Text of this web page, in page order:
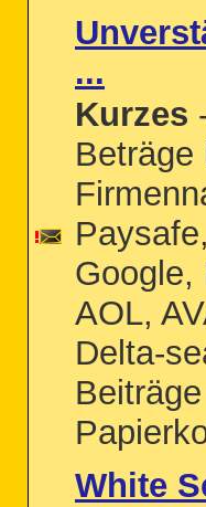
...
Kurzes
Google,
AOL,
Delta-
White